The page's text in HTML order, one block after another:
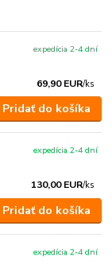
69,90 EUR/ks
expedícia 2-4 dní
Pridať do košíka
130,00 EUR/ks
expedícia 2-4 dní
Pridať do košíka
expedícia 2-4 dní